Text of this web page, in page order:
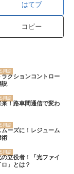
はてブ
コピー
用語
クションコントロー
説
用語
！路車間通信で変わ
用語
ーズに！レジューム
術
用語
立役者！「光ファイ
」とは？